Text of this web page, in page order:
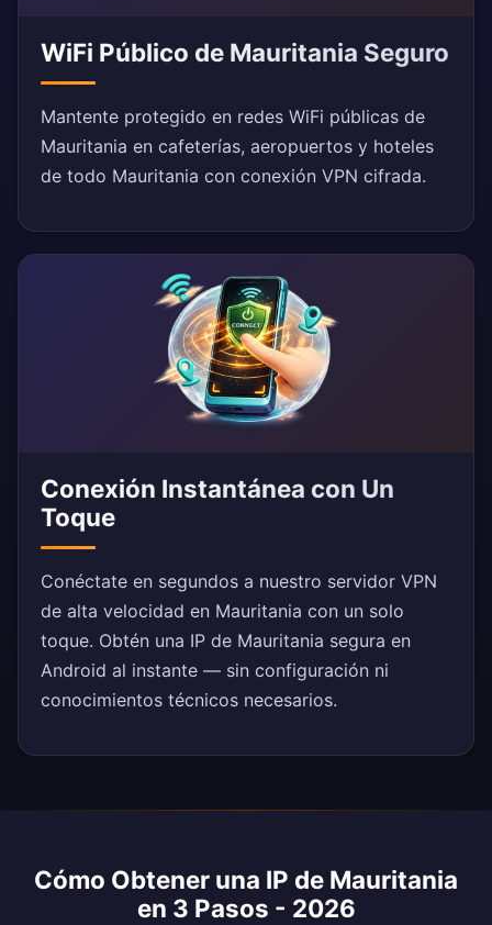
WiFi Público de Mauritania Seguro
Mantente protegido en redes WiFi públicas de
Mauritania en cafeterías, aeropuertos y hoteles
de todo Mauritania con conexión VPN cifrada.
Conexión Instantánea con Un
Toque
Conéctate en segundos a nuestro servidor VPN
de alta velocidad en Mauritania con un solo
toque. Obtén una IP de Mauritania segura en
Android al instante — sin configuración ni
conocimientos técnicos necesarios.
Cómo Obtener una IP de Mauritania
en 3 Pasos - 2026